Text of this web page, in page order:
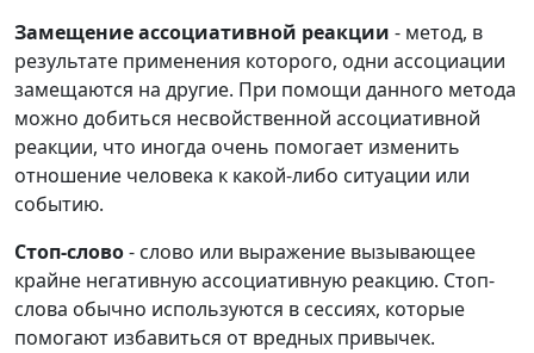
Замещение ассоциативной реакции - метод, в
результате применения которого, одни ассоциации
замещаются на другие. При помощи данного метода
можно добиться несвойственной ассоциативной
реакции, что иногда очень помогает изменить
отношение человека к какой-либо ситуации или
событию.
Стоп-слово- слово или выражение вызывающее
крайне негативную ассоциативную реакцию. Стоп-
слова обычно используются в сессиях, которые
помогают избавиться от вредных привычек.